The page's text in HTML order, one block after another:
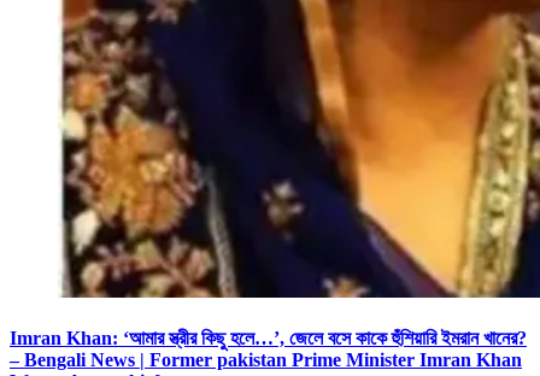
Imran Khan: ‘আমার স্ত্রীর কিছু হলে…’, জেলে বসে কাকে হুঁশিয়ারি ইমরান খানের?
– Bengali News | Former pakistan Prime Minister Imran Khan